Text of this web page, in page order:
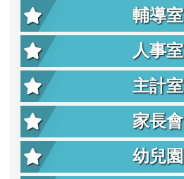
輔導室
人事室
主計室
家長會
幼兒園